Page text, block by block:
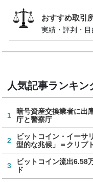
おすすめ取引
実績・評判・目
人気記事ランキン
1
暗号資産交換業者に出
庁と警察庁
2
ビットコイン・イーサ
型的な兆候」＝クリプ
3
ビットコイン流出6.58
ド